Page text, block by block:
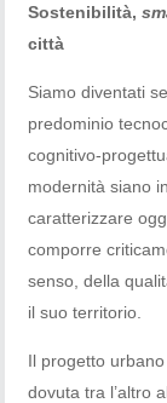
Sostenibilità,
città
Siamo diventati
predominio
cognitivo-
modernità siano
caratterizzare
comporre
senso, della
il suo territorio.
Il progetto
dovuta tra l’altro